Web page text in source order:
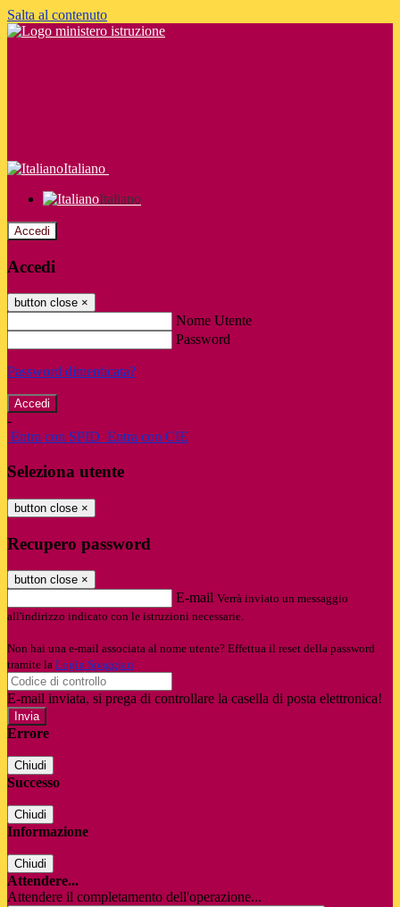
Salta al contenuto
Italiano
Italiano
Accedi
Accedi
button close ×
Nome Utente
Password
Password dimenticata?
-
Entra con SPID Entra con CIE
Seleziona utente
button close ×
Recupero password
button close ×
E-mail Verrà inviato un messaggio
all'indirizzo indicato con le istruzioni necessarie.
Non hai una e-mail associata al nome utente? Effettua il reset della password
tramite la Login Spaggiari
E-mail inviata, si prega di controllare la casella di posta elettronica!
Errore
Chiudi
Successo
Chiudi
Informazione
Chiudi
Attendere...
Attendere il completamento dell'operazione...